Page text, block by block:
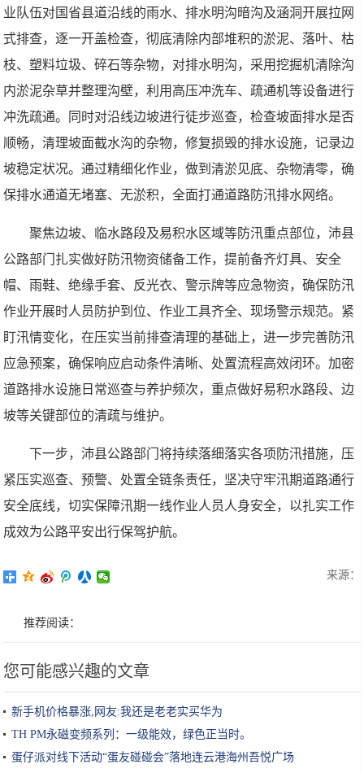
业队伍对国省县道沿线的雨水、排水明沟暗沟及涵洞开展拉网
式排查，逐一开盖检查，彻底清除内部堆积的淤泥、落叶、枯
枝、塑料垃圾、碎石等杂物，对排水明沟，采用挖掘机清除沟
内淤泥杂草并整理沟壁，利用高压冲洗车、疏通机等设备进行
冲洗疏通。同时对沿线边坡进行徒步巡查，检查坡面排水是否
顺畅，清理坡面截水沟的杂物，修复损毁的排水设施，记录边
坡稳定状况。通过精细化作业，做到清淤见底、杂物清零，确
保排水通道无堵塞、无淤积，全面打通道路防汛排水网络。
聚焦边坡、临水路段及易积水区域等防汛重点部位，沛县
公路部门扎实做好防汛物资储备工作，提前备齐灯具、安全
帽、雨鞋、绝缘手套、反光衣、警示牌等应急物资，确保防汛
作业开展时人员防护到位、作业工具齐全、现场警示规范。紧
盯汛情变化，在压实当前排查清理的基础上，进一步完善防汛
应急预案，确保响应启动条件清晰、处置流程高效闭环。加密
道路排水设施日常巡查与养护频次，重点做好易积水路段、边
坡等关键部位的清疏与维护。
下一步，沛县公路部门将持续落细落实各项防汛措施，压
紧压实巡查、预警、处置全链条责任，坚决守牢汛期道路通行
安全底线，切实保障汛期一线作业人员人身安全，以扎实工作
成效为公路平安出行保驾护航。
来源：
推荐阅读：
您可能感兴趣的文章
新手机价格暴涨,网友:我还是老老实买华为
TH PM永磁变频系列：一级能效，绿色正当时。
蛋仔派对线下活动“蛋友碰碰会”落地连云港海州吾悦广场